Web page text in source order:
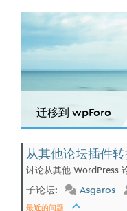
迁移到 wpForo
从其他论坛插件
讨论从其他 WordPress
子论坛: Asgaros
最近的问题